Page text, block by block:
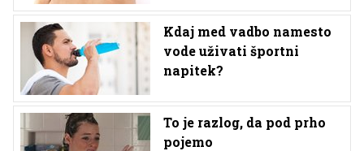
Kdaj med vadbo namesto
vode uživati športni
napitek?
To je razlog, da pod prho
pojemo